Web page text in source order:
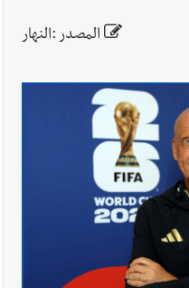
المصدر :النهار